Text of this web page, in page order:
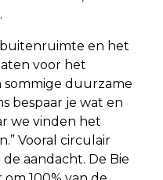
en het
voor het
sommige duurzame
bespaar je wat en
we vinden het
Vooral circulair
aandacht. De Bie